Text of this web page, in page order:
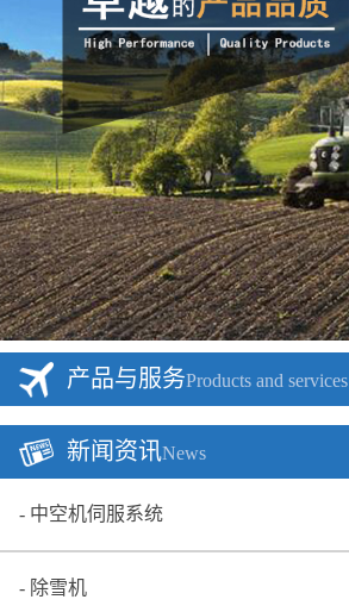
产品与服务Products and services
新闻资讯News
中空机伺服系统
除雪机